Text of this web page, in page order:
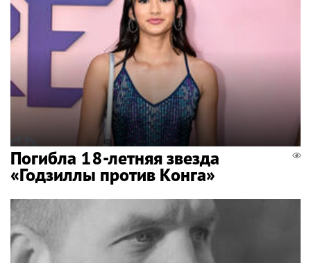
Погибла 18-летняя звезда
«Годзиллы против Конга»